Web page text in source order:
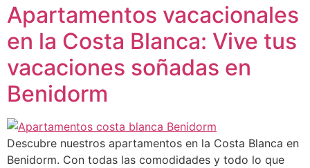
Apartamentos vacacionales
en la Costa Blanca: Vive tus
vacaciones soñadas en
Benidorm
Descubre nuestros apartamentos en la Costa Blanca en
Benidorm. Con todas las comodidades y todo lo que